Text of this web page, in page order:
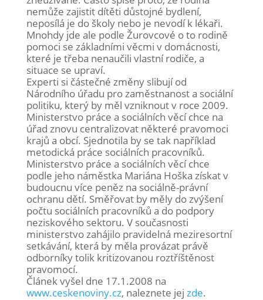
nemůže zajistit dítěti důstojné bydlení,
neposílá je do školy nebo je nevodí k lékaři.
Mnohdy jde ale podle Žurovcové o to rodině
pomoci se základními věcmi v domácnosti,
které je třeba nenaučili vlastní rodiče, a
situace se upraví.
Experti si částečné změny slibují od
Národního úřadu pro zaměstnanost a sociální
politiku, který by měl vzniknout v roce 2009.
Ministerstvo práce a sociálních věcí chce na
úřad znovu centralizovat některé pravomoci
krajů a obcí. Sjednotila by se tak například
metodická práce sociálních pracovníků.
Ministerstvo práce a sociálních věcí chce
podle jeho náměstka Mariána Hoška získat v
budoucnu více peněz na sociálně-právní
ochranu dětí. Směřovat by měly do zvýšení
počtu sociálních pracovníků a do podpory
neziskového sektoru. V současnosti
ministerstvo zahájilo pravidelná meziresortní
setkávání, která by měla provázat právě
odborníky tolik kritizovanou roztříštěnost
pravomocí.
Článek vyšel dne 17.1.2008 na
www.ceskenoviny.cz, naleznete jej zde.